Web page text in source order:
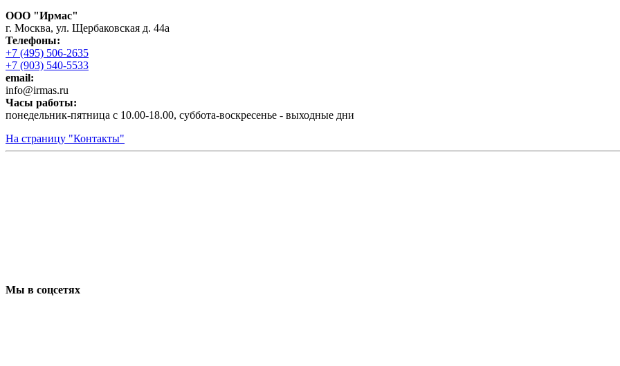
ООО "Ирмас"
г. Москва, ул. Щербаковская д. 44а
Телефоны:
+7 (495) 506-2635
+7 (903) 540-5533
email:
infо@irmas.ru
Часы работы:
понедельник-пятница с 10.00-18.00, суббота-воскресенье - выходные дни
На страницу "Контакты"
Мы в соцсетях